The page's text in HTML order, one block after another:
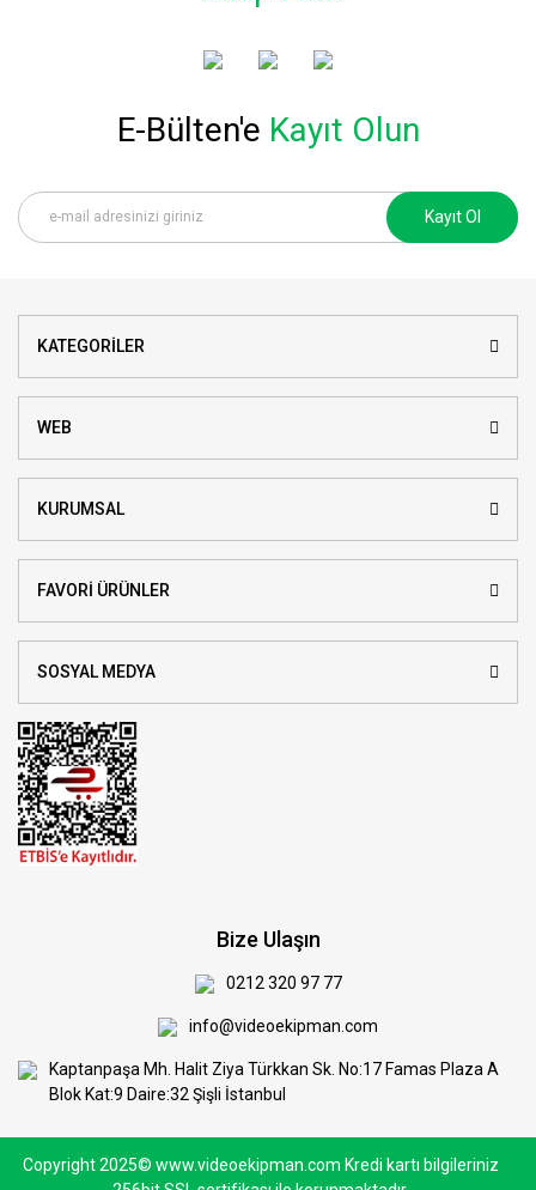
E-Bülten'e Kayıt Olun
Kayıt Ol
KATEGORİLER
WEB
KURUMSAL
FAVORİ ÜRÜNLER
SOSYAL MEDYA
Bize Ulaşın
0212 320 97 77
info@videoekipman.com
Kaptanpaşa Mh. Halit Ziya Türkkan Sk. No:17 Famas Plaza A
Blok Kat:9 Daire:32 Şişli İstanbul
Copyright 2025© www.videoekipman.com Kredi kartı bilgileriniz